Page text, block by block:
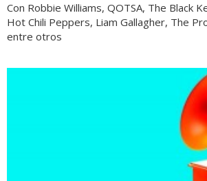
Con Robbie Williams, QOTSA, The Black
Hot Chili Peppers, Liam Gallagher, The
entre otros